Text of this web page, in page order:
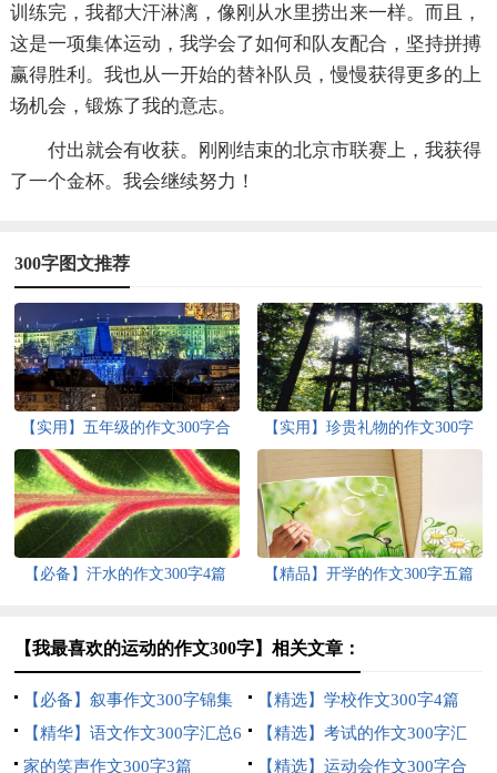
训练完，我都大汗淋漓，像刚从水里捞出来一样。而且，
这是一项集体运动，我学会了如何和队友配合，坚持拼搏
赢得胜利。我也从一开始的替补队员，慢慢获得更多的上
场机会，锻炼了我的意志。
付出就会有收获。刚刚结束的北京市联赛上，我获得
了一个金杯。我会继续努力！
300字图文推荐
【实用】五年级的作文300字合
集8篇
【实用】珍贵礼物的作文300字
合集五篇
【必备】汗水的作文300字4篇 【精品】开学的作文300字五篇
【我最喜欢的运动的作文300字】相关文章：
【必备】叙事作文300字锦集
10篇
【精选】学校作文300字4篇
【精华】语文作文300字汇总6
篇
【精选】考试的作文300字汇
总十篇
家的笑声作文300字3篇 【精选】运动会作文300字合